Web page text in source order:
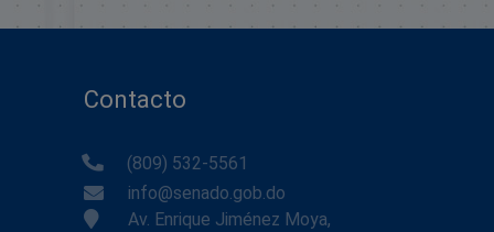
Contacto
(809) 532-5561
info@senado.gob.do
Av. Enrique Jiménez Moya,